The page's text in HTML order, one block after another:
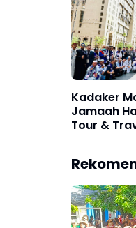
Kadaker
Jamaah
Tour &